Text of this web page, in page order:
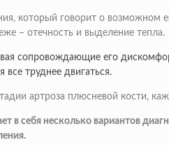
который говорит о возможном
– отечность и выделение тепла.
сопровождающие его
труднее двигаться.
артроза плюсневой кости,
в себя несколько вариантов